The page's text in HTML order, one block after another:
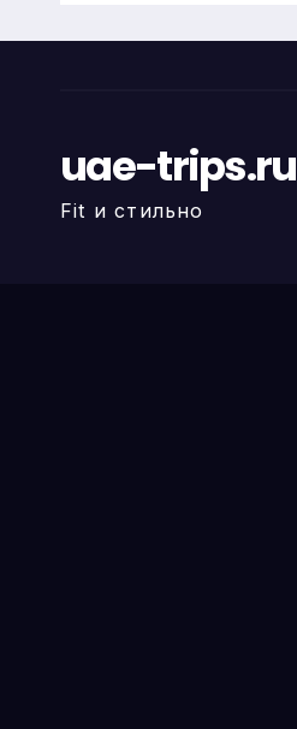
uae-trips.ru
Fit и стильно